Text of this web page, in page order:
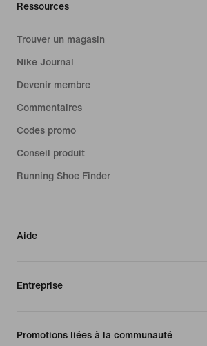
Ressources
Trouver un magasin
Nike Journal
Devenir membre
Commentaires
Codes promo
Conseil produit
Running Shoe Finder
Aide
Entreprise
Promotions liées à la communauté